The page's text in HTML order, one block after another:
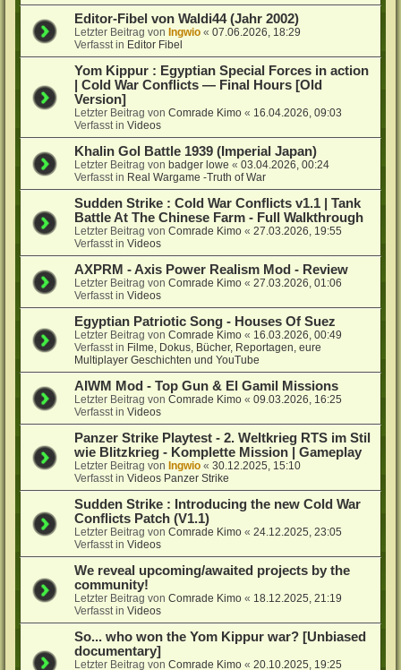
Editor-Fibel von Waldi44 (Jahr 2002)
Letzter Beitrag vonIngwio «07.06.2026, 18:29
Verfasst in Editor Fibel
Yom Kippur : Egyptian Special Forces in action
| Cold War Conflicts — Final Hours [Old
Version]
Letzter Beitrag vonComrade Kimo « 16.04.2026, 09:03
Verfasst inVideos
Khalin Gol Battle 1939 (Imperial Japan)
Letzter Beitrag vonbadger lowe «03.04.2026, 00:24
Verfasst in Real Wargame -Truth of War
Sudden Strike : Cold War Conflicts v1.1 | Tank
Battle At The Chinese Farm - Full Walkthrough
Letzter Beitrag vonComrade Kimo «27.03.2026, 19:55
Verfasst inVideos
AXPRM - Axis Power Realism Mod - Review
Letzter Beitrag vonComrade Kimo «27.03.2026, 01:06
Verfasst inVideos
Egyptian Patriotic Song - Houses Of Suez
Letzter Beitrag vonComrade Kimo « 16.03.2026, 00:49
Verfasst in Filme, Dokus, Bücher, Reportagen, eure
Multiplayer Geschichten und YouTube
AIWM Mod - Top Gun & El Gamil Missions
Letzter Beitrag vonComrade Kimo «09.03.2026, 16:25
Verfasst inVideos
Panzer Strike Playtest - 2. Weltkrieg RTS im Stil
wie Blitzkrieg - Komplette Mission | Gameplay
Letzter Beitrag vonIngwio «30.12.2025, 15:10
Verfasst inVideos Panzer Strike
Sudden Strike : Introducing the new Cold War
Conflicts Patch (V1.1)
Letzter Beitrag vonComrade Kimo «24.12.2025, 23:05
Verfasst inVideos
We reveal upcoming/awaited projects by the
community!
Letzter Beitrag vonComrade Kimo « 18.12.2025, 21:19
Verfasst inVideos
So... who won the Yom Kippur war? [Unbiased
documentary]
Letzter Beitrag vonComrade Kimo «20.10.2025, 19:25